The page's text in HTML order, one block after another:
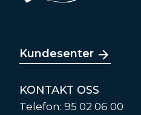
Kundesenter
KONTAKT OSS
Telefon: 95 02 06 00